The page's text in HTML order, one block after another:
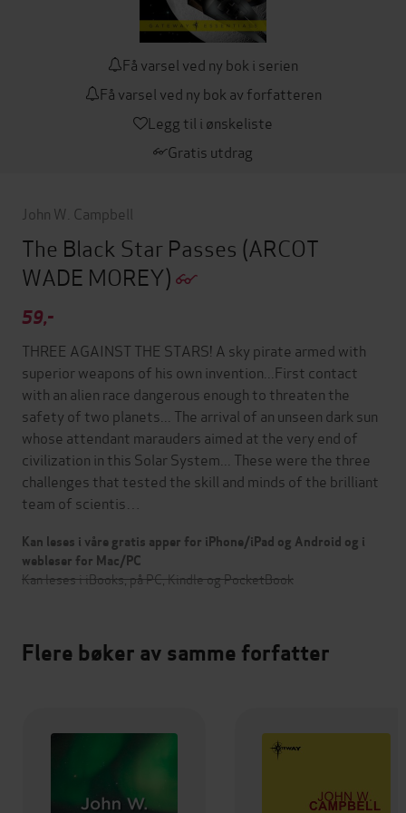
Få varsel ved ny bok i serien
Få varsel ved ny bok av forfatteren
Legg til i ønskeliste
Gratis utdrag
John W. Campbell
The Black Star Passes (ARCOT
WADE MOREY)
59,-
THREE AGAINST THE STARS! A sky pirate armed with
superior weapons of his own invention...First contact
with an alien race dangerous enough to threaten the
safety of two planets... The arrival of an unseen dark sun
whose attendant marauders aimed at the very end of
civilization in this Solar System... These were the three
challenges that tested the skill and minds of the brilliant
team of scientis…
Kan leses i våre gratis apper for iPhone/iPad og Android og i
webleser for Mac/PC
Kan leses i iBooks, på PC, Kindle og PocketBook
Flere bøker av samme forfatter